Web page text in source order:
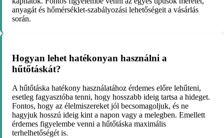
anyagát és hőmérséklet-szabályozási lehetőségeit a vásárlás
során.
Hogyan lehet hatékonyan használni a
hűtőtáskát?
A hűtőtáska hatékony használatához érdemes előre lehűteni,
esetleg fagyasztóba tenni, hogy hosszabb ideig tartsa a hideget.
Fontos, hogy az élelmiszereket jól becsomagoljuk, és ne
hagyjuk hosszú ideig kint a napon vagy a melegben. Emellett
érdemes figyelembe venni a hűtőtáska maximális
terhelhetőségét is.